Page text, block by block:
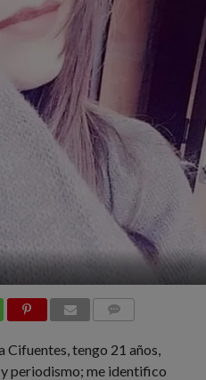
tengo 21 años,
periodismo; me identifico